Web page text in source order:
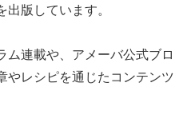
版しています。
ム連載や、アメーバ公式ブロ
やレシピを通じたコンテンツ